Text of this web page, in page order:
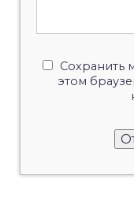
Сохранить
этом